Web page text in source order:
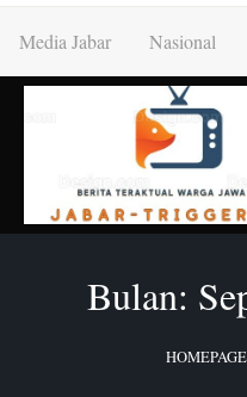
content
Media Jabar Nasional
Bulan:
HOMEPAGE